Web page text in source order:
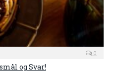
0
og Svar!